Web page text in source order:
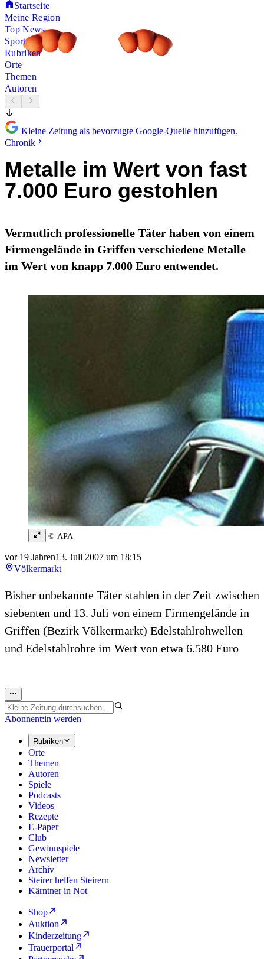
Startseite
Meine Region
Top News
Sport
Rubriken
Orte
Themen
Autoren
Kleine Zeitung als bevorzugte Google-Quelle hinzufügen.
Chronik
Metalle im Wert von fast
7.000 Euro gestohlen
Vermutlich professionelle Täter haben von einem
Firmengelände in Griffen verschiedene Metalle
im Wert von knapp 7.000 Euro entwendet.
© APA
vor 19 Jahren13. Juli 2007 um 18:15
Völkermarkt
Bisher unbekannte Täter stahlen in der Zeit zwischen
siebenten und 13. Juli von einem Firmengelände in
Griffen (Bezirk Völkermarkt) Edelstahlrohwellen
und Edelstahlrohre im Wert von etwa 6.580 Euro
Abonnent:in werden
Rubriken
Orte
Themen
Autoren
Spiele
Podcasts
Videos
Rezepte
E-Paper
Club
Gewinnspiele
Newsletter
Archiv
Steirer helfen Steirern
Kärntner in Not
Shop
Auktion
Kinderzeitung
Trauerportal